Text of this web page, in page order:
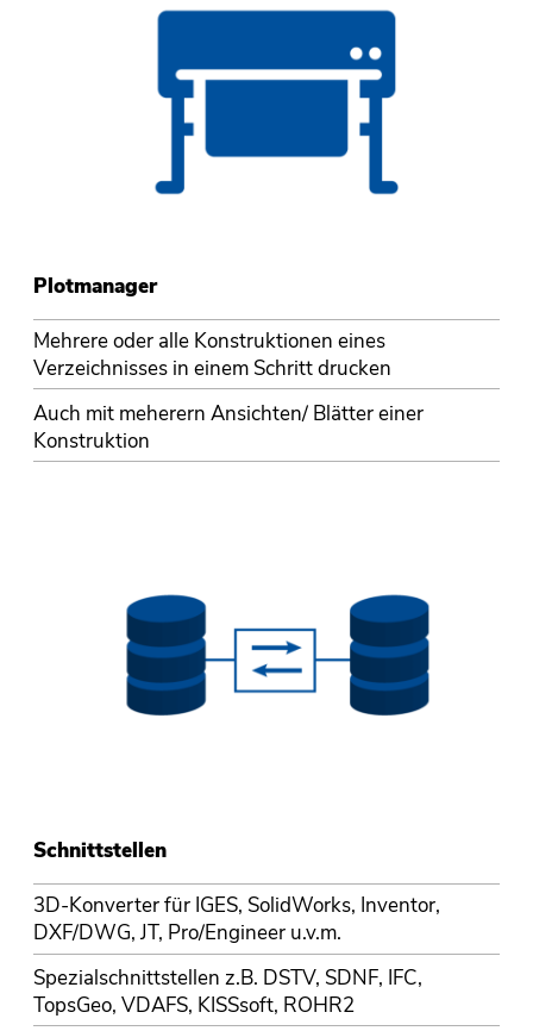
Plotmanager
Mehrere oder alle Konstruktionen eines
Verzeichnisses in einem Schritt drucken
Auch mit meherern Ansichten/ Blätter einer
Konstruktion
Schnittstellen
3D-Konverter für IGES, SolidWorks, Inventor,
DXF/DWG, JT, Pro/Engineer u.v.m.
Spezialschnittstellen z.B. DSTV, SDNF, IFC,
TopsGeo, VDAFS, KISSsoft, ROHR2